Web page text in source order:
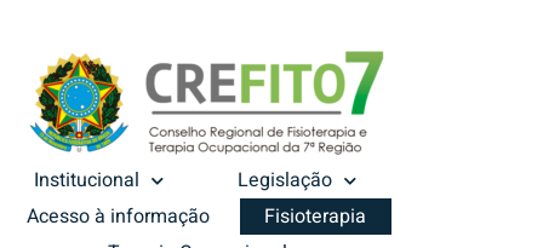
Institucional
Legislação
Acesso à informação
Fisioterapia